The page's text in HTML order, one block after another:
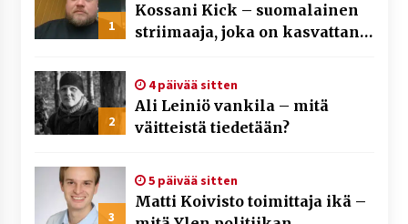
1
Kossani Kick – suomalainen
striimaaja, joka on kasvattanut
2
4 päivää sitten
Ali Leiniö vankila – mitä
väitteistä tiedetään?
3
5 päivää sitten
Matti Koivisto toimittaja ikä –